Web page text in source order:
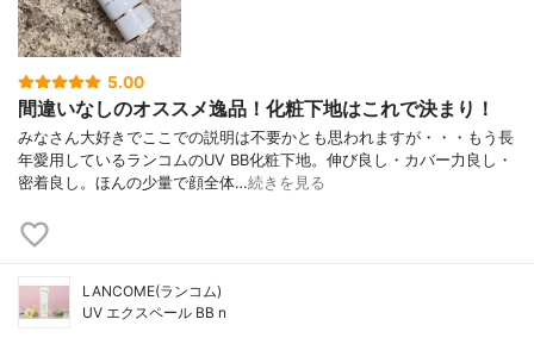
5.00
間違いなしのオススメ逸品！化粧下地はこれで決まり！
みなさん大好きでここでの説明は不要かとも思われますが・・・もう長
年愛用しているランコムのUV BB化粧下地。伸び良し・カバー力良し・
密着良し。ほんの少量で顔全体…続きを見る
LANCOME(ランコム)
UV エクスペール BB n